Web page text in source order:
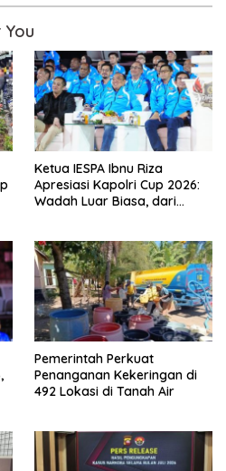
Ketua IESPA Ibnu Riza
Apresiasi Kapolri Cup 2026:
Wadah Luar Biasa, dari
Pemerintah Perkuat
Penanganan Kekeringan di
492 Lokasi di Tanah Air